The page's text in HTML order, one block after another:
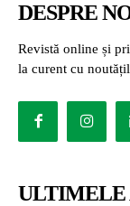
DESPRE
Revistă online și
la curent cu
ULTIMELE